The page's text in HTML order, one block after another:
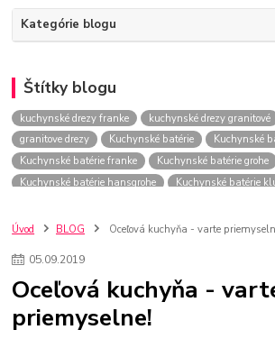
Kategórie blogu
Štítky blogu
kuchynské drezy franke kuchynské drezy granitové
granitove drezy
Kuchynské batérie
Kuchynské
Kuchynské batérie franke
Kuchynské batérie grohe
Kuchynské batérie hansgrohe
Kuchynské batérie
kuchynské batérie sagittarius
kuchynské batérie
kuchynské drezy sety
kúpelňové batérie
vodovodné batérie do kúpelne
bidetové batérie
vaňové batérie
vodovodné batérie blanco
Úvod BLOG Oceľová kuchyňa - varte
05.09.2019
Oceľová kuchyňa -
priemyselne!